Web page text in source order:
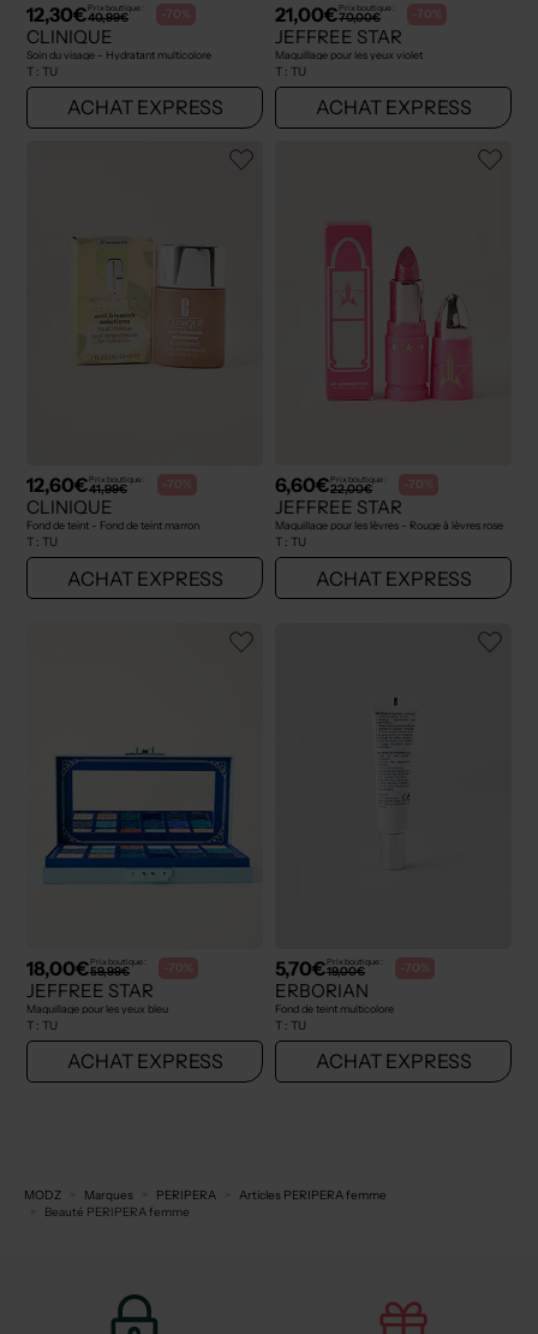
12,30€Prix boutique :
40,99€ -70%
CLINIQUE
Soin du visage - Hydratant multicolore
T : TU
ACHAT EXPRESS
21,00€Prix boutique :
70,00€ -70%
JEFFREE STAR
Maquillage pour les yeux violet
T : TU
ACHAT EXPRESS
12,60€Prix boutique :
41,99€ -70%
CLINIQUE
Fond de teint - Fond de teint marron
T : TU
ACHAT EXPRESS
6,60€Prix boutique :
22,00€ -70%
JEFFREE STAR
Maquillage pour les lèvres - Rouge à lèvres rose
T : TU
ACHAT EXPRESS
18,00€Prix boutique :
59,99€ -70%
JEFFREE STAR
Maquillage pour les yeux bleu
T : TU
ACHAT EXPRESS
5,70€Prix boutique :
19,00€ -70%
ERBORIAN
Fond de teint multicolore
T : TU
ACHAT EXPRESS
MODZ Marques PERIPERA
Articles PERIPERA femme
Beauté PERIPERA femme